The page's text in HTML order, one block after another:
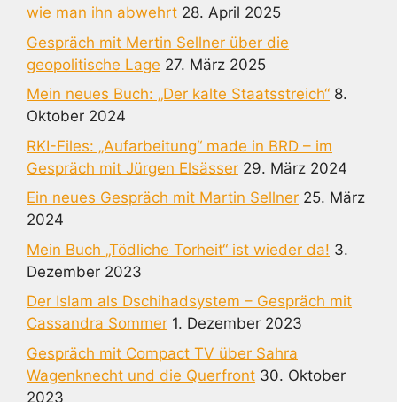
wie man ihn abwehrt 28. April 2025
Gespräch mit Mertin Sellner über die
geopolitische Lage 27. März 2025
Mein neues Buch: „Der kalte Staatsstreich“ 8.
Oktober 2024
RKI-Files: „Aufarbeitung“ made in BRD – im
Gespräch mit Jürgen Elsässer 29. März 2024
Ein neues Gespräch mit Martin Sellner 25. März
2024
Mein Buch „Tödliche Torheit“ ist wieder da! 3.
Dezember 2023
Der Islam als Dschihadsystem – Gespräch mit
Cassandra Sommer 1. Dezember 2023
Gespräch mit Compact TV über Sahra
Wagenknecht und die Querfront 30. Oktober
2023